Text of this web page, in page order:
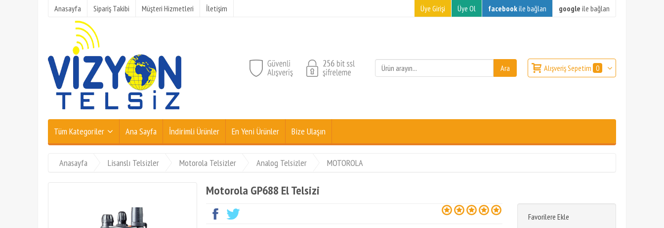
Anasayfa Sipariş Takibi Müşteri Hizmetleri İletişim Üye Girişi Üye Ol facebookile bağlan google ile bağlan
Alışveriş Sepetim 0
Tüm Kategoriler Ana Sayfa İndirimli Ürünler En Yeni Ürünler Bize Ulaşın
Anasayfa Lisanslı Telsizler Motorola Telsizler Analog Telsizler MOTOROLA
Motorola GP688 El Telsizi
Favorilere Ekle